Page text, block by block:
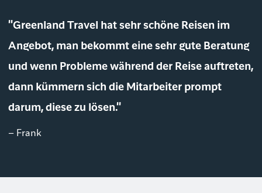
"Greenland Travel hat sehr schöne Reisen im
Angebot, man bekommt eine sehr gute Beratung
und wenn Probleme während der Reise auftreten,
dann kümmern sich die Mitarbeiter prompt
darum, diese zu lösen."
– Frank